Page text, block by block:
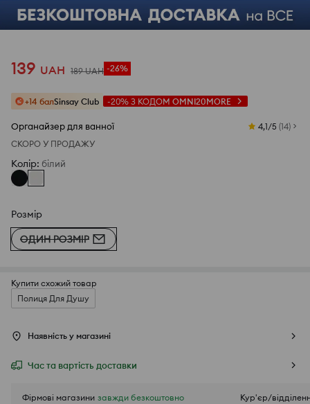
139 UAH 189 UAH -26%
+14 балSinsay Club -20% З КОДОМ OMNI20MORE
Органайзер для ванної 4,1/5 (14)
СКОРО У ПРОДАЖУ
Колір: білий
Розмір
ОДИН РОЗМІР
Купити схожий товар
Полиця Для Душу
Наявність у магазині
Час та вартість доставки
Фірмові магазини завжди безкоштовно
Кур'єр/